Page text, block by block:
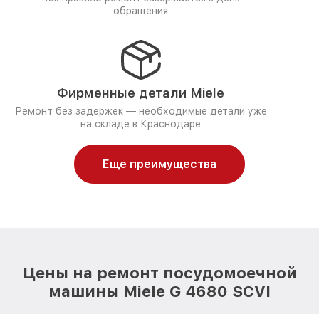
обращения
Фирменные детали Miele
Ремонт без задержек — необходимые детали уже
на складе в Краснодаре
Еще преимущества
Цены на ремонт посудомоечной
машины Miele G 4680 SCVI